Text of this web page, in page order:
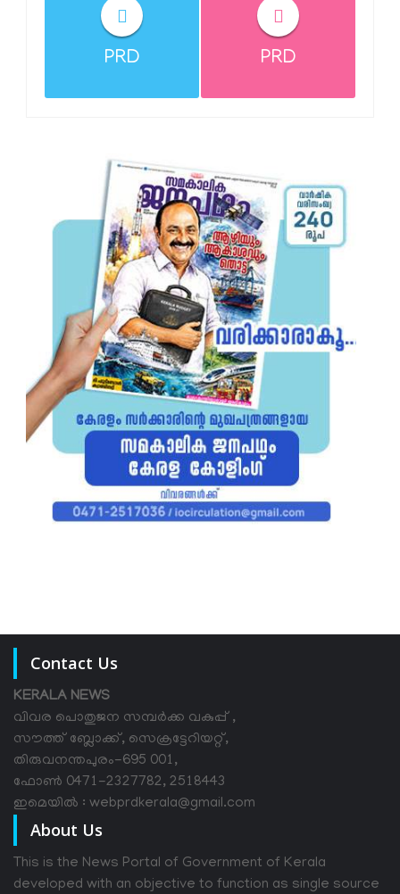
PRD PRD
Contact Us
KERALA NEWS
വിവര പൊതുജന സമ്പര്‍ക്ക വകുപ്പ് ,
സൗത്ത് ബ്ലോക്ക്, സെക്രട്ടേറിയറ്റ്,
തിരുവനന്തപുരം-695 001,
ഫോൺ 0471-2327782, 2518443
ഇമെയിൽ : webprdkerala@gmail.com
About Us
This is the News Portal of Government of Kerala
developed with an objective to function as single source